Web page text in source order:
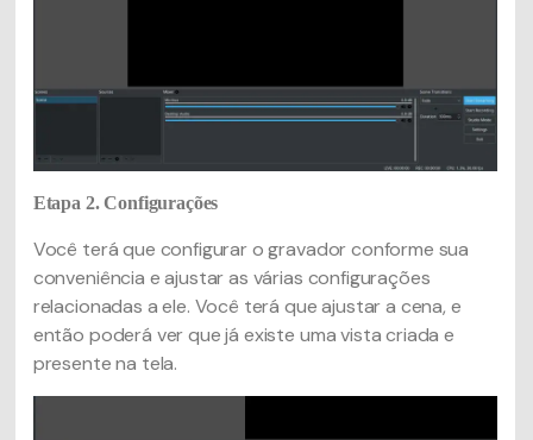
Etapa 2. Configurações
Você terá que configurar o gravador conforme sua
conveniência e ajustar as várias configurações
relacionadas a ele. Você terá que ajustar a cena, e
então poderá ver que já existe uma vista criada e
presente na tela.